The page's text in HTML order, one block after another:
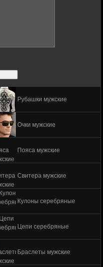
Рубашки мужские
Очки мужские
Пояса мужские
Свитера мужские
Кулоны серебряные
Цепи серебряные
Браслеты мужские